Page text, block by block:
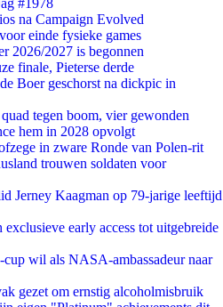
#1978
na Campaign Evolved
einde fysieke games
2026/2027 is begonnen
finale, Pieterse derde
Boer geschorst na dickpic in
tegen boom, vier gewonden
hem in 2028 opvolgt
in zware Ronde van Polen-rit
trouwen soldaten voor
Jerney Kaagman op 79-jarige leeftijd
early access tot uitgebreide
wil als NASA-ambassadeur naar
gezet om ernstig alcoholmisbruik